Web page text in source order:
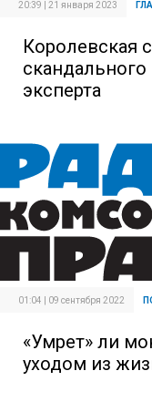
20:39 | 21 января 2023
Королевская
скандального
эксперта
01:04 | 09 сентября 2022
«Умрет» ли
уходом из